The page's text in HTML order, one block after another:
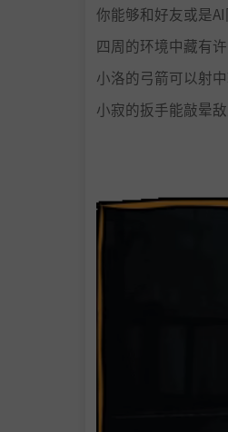
你能够和好友或是
四周的环境中藏有
小洛的弓箭可以射
小寂的扳手能敲晕